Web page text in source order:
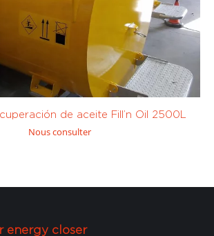
de aceite Fill’n Oil 2500L
Nous consulter
energy closer